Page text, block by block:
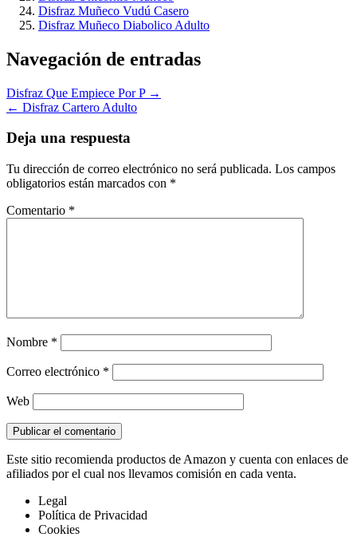
Disfraz Muñeco Vudú Casero
Disfraz Muñeco Diabolico Adulto
Navegación de entradas
Disfraz Que Empiece Por P →
← Disfraz Cartero Adulto
Deja una respuesta
Tu dirección de correo electrónico no será publicada. Los campos
obligatorios están marcados con *
Comentario *
Nombre *
Correo electrónico *
Web
Este sitio recomienda productos de Amazon y cuenta con enlaces de
afiliados por el cual nos llevamos comisión en cada venta.
Legal
Política de Privacidad
Cookies